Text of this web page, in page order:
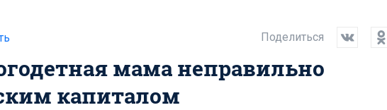
Поделиться
мама неправильно
капиталом